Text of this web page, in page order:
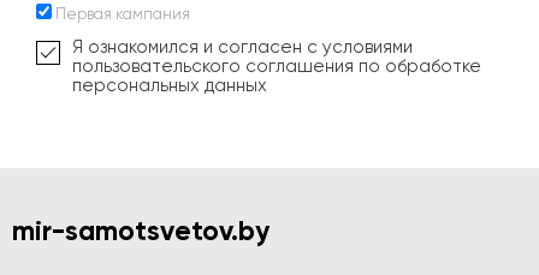
Первая кампания
Я ознакомился и согласен с условиями
пользовательского соглашения по обработке
персональных данных
mir-samotsvetov.by